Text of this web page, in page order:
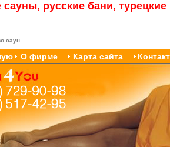
русские бани,
саун
О фирме Карта сайта